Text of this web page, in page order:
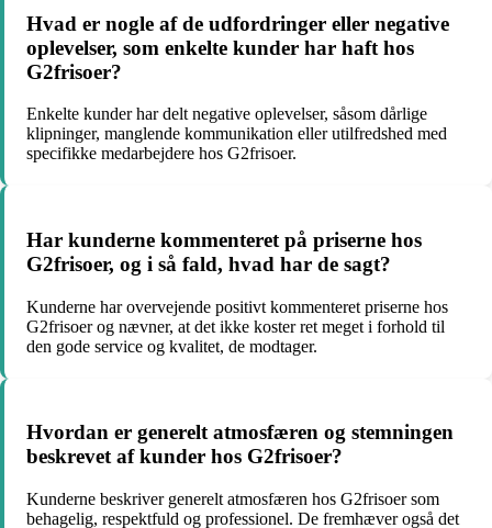
Hvad er nogle af de udfordringer eller negative
oplevelser, som enkelte kunder har haft hos
G2frisoer?
Enkelte kunder har delt negative oplevelser, såsom dårlige
klipninger, manglende kommunikation eller utilfredshed med
specifikke medarbejdere hos G2frisoer.
Har kunderne kommenteret på priserne hos
G2frisoer, og i så fald, hvad har de sagt?
Kunderne har overvejende positivt kommenteret priserne hos
G2frisoer og nævner, at det ikke koster ret meget i forhold til
den gode service og kvalitet, de modtager.
Hvordan er generelt atmosfæren og stemningen
beskrevet af kunder hos G2frisoer?
Kunderne beskriver generelt atmosfæren hos G2frisoer som
behagelig, respektfuld og professionel. De fremhæver også det